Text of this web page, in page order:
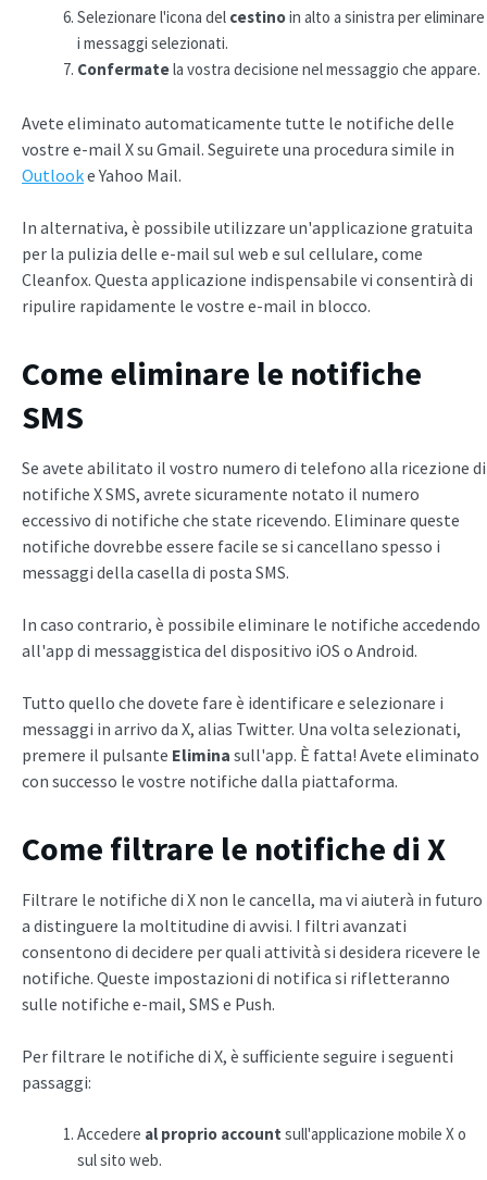
Selezionare l'icona del cestinoin alto a sinistra per eliminare
i messaggi selezionati.
Confermatela vostra decisione nel messaggio che appare.
Avete eliminato automaticamente tutte le notifiche delle
vostre e-mail X su Gmail. Seguirete una procedura simile in
Outlooke Yahoo Mail.
In alternativa, è possibile utilizzare un'applicazione gratuita
per la pulizia delle e-mail sul web e sul cellulare, come
Cleanfox. Questa applicazione indispensabile vi consentirà di
ripulire rapidamente le vostre e-mail in blocco.
Come eliminare le notifiche
SMS
Se avete abilitato il vostro numero di telefono alla ricezione di
notifiche X SMS, avrete sicuramente notato il numero
eccessivo di notifiche che state ricevendo. Eliminare queste
notifiche dovrebbe essere facile se si cancellano spesso i
messaggi della casella di posta SMS.
In caso contrario, è possibile eliminare le notifiche accedendo
all'app di messaggistica del dispositivo iOS o Android.
Tutto quello che dovete fare è identificare e selezionare i
messaggi in arrivo da X, alias Twitter. Una volta selezionati,
premere il pulsante Elimina sull'app. È fatta! Avete eliminato
con successo le vostre notifiche dalla piattaforma.
Come filtrare le notifiche di X
Filtrare le notifiche di X non le cancella, ma vi aiuterà in futuro
a distinguere la moltitudine di avvisi. I filtri avanzati
consentono di decidere per quali attività si desidera ricevere le
notifiche. Queste impostazioni di notifica si rifletteranno
sulle notifiche e-mail, SMS e Push.
Per filtrare le notifiche di X, è sufficiente seguire i seguenti
passaggi:
Accedere al proprio account sull'applicazione mobile X o
sul sito web.